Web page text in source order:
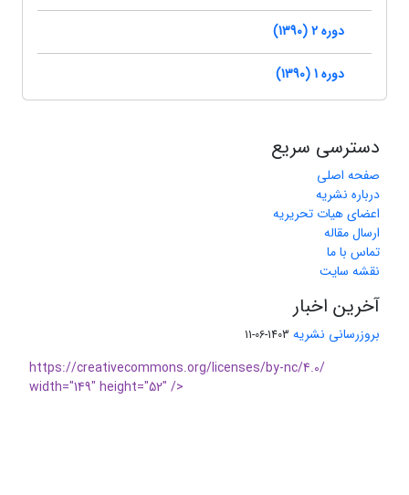
دوره 2 (1390)
دوره 1 (1390)
دسترسی سریع
صفحه اصلی
درباره نشریه
اعضای هیات تحریریه
ارسال مقاله
تماس با ما
نقشه سایت
آخرین اخبار
بروزرسانی نشریه 1403-06-11
https://creativecommons.org/licenses/by-nc/4.0/
width="149" height="52" />